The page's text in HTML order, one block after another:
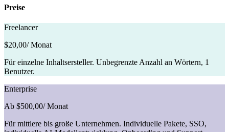
Preise
Freelancer
$20,00/ Monat
Für einzelne Inhaltsersteller. Unbegrenzte Anzahl an Wörtern, 1
Benutzer.
Enterprise
Ab $500,00/ Monat
Für mittlere bis große Unternehmen. Individuelle Pakete, SSO,